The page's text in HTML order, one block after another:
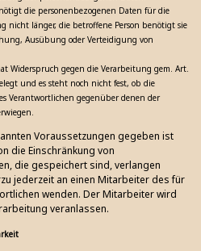
die personenbezogenen Daten für die
nicht länger, die betroffene Person benötigt sie
Ausübung oder Verteidigung von
Widerspruch gegen die Verarbeitung gem. Art.
und es steht noch nicht fest, ob die
Verantwortlichen gegenüber denen der
Voraussetzungen gegeben ist
die Einschränkung von
die gespeichert sind, verlangen
jederzeit an einen Mitarbeiter des für
wenden. Der Mitarbeiter wird
veranlassen.